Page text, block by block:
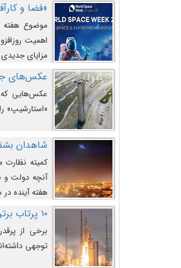
«فضا و
اهمیت
مزایای جدیدی
عکس‌های
عکس‌هایی که
«استارشیپ»
شاهدان
کمیته نظارت
آنچه دولت و
هفته آینده
۱۰ پرتاب برتر موشک آریان ۵ در تمام ادوار
برخی از
توجهی